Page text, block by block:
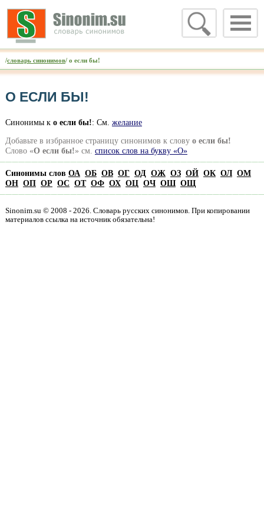
/словарь синонимов/ о если бы!
О ЕСЛИ БЫ!
Синонимы к о если бы!: См. желание
Добавьте в избранное страницу синонимов к слову о если бы!
Слово «О если бы!» см. список слов на букву «О»
Синонимы слов ОА ОБ ОВ ОГ ОД ОЖ ОЗ ОЙ ОК ОЛ ОМ
ОН ОП ОР ОС ОТ ОФ ОХ ОЦ ОЧ ОШ ОЩ
Sinonim.su © 2008 - 2026. Словарь русских синонимов. При копировании
материалов ссылка на источник обязательна!